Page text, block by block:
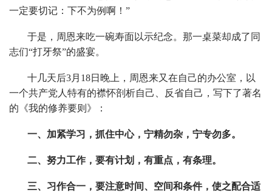
一定要切记：下不为例啊！”
于是，周恩来吃一碗寿面以示纪念。那一桌菜却成了同
志们“打牙祭”的盛宴。
十几天后3月18日晚上，周恩来又在自己的办公室，以
一个共产党人特有的襟怀剖析自己、反省自己，写下了著名
的《我的修养要则》：
一、加紧学习，抓住中心，宁精勿杂，宁专勿多。
二、努力工作，要有计划，有重点，有条理。
三、习作合一，要注意时间、空间和条件，使之配合适